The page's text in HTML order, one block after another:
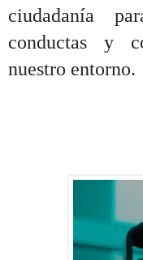
ciudadanía
conductas y
nuestro entorno.